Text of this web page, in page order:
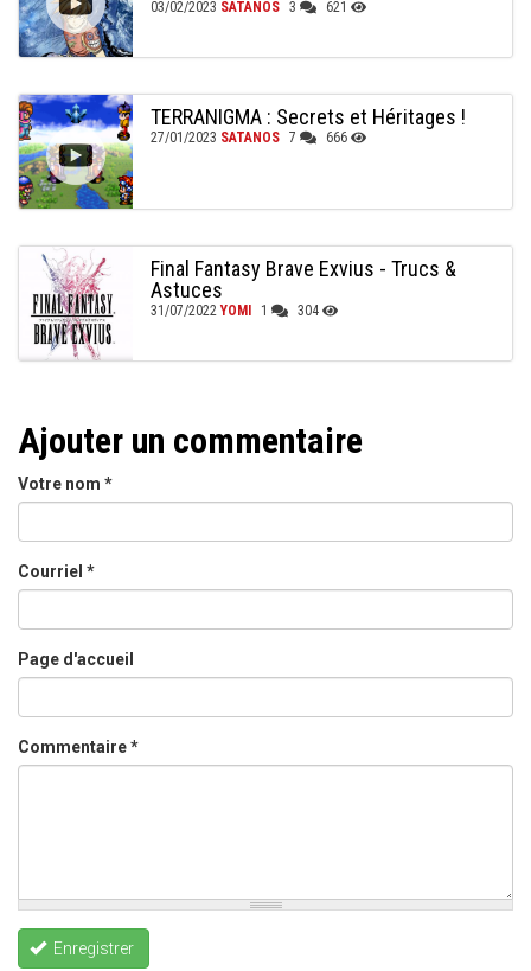
03/02/2023 SATANOS 3 621
TERRANIGMA : Secrets et Héritages !
27/01/2023 SATANOS 7 666
Final Fantasy Brave Exvius - Trucs &
Astuces
31/07/2022YOMI 1 304
Ajouter un commentaire
Votre nom *
Courriel *
Page d'accueil
Commentaire*
Enregistrer